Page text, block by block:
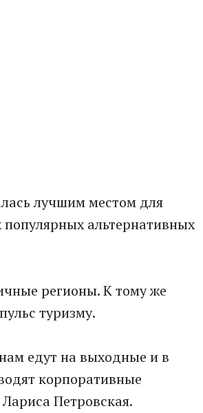
лучшим местом для
альтернативных
регионы. К тому же
туризму.
едут на выходные и в
корпоративные
Петровская.